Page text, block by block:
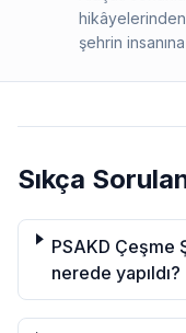
hikâyelerinden
şehrin
Sıkça
PSAKD Çeşme
nerede yapıldı?